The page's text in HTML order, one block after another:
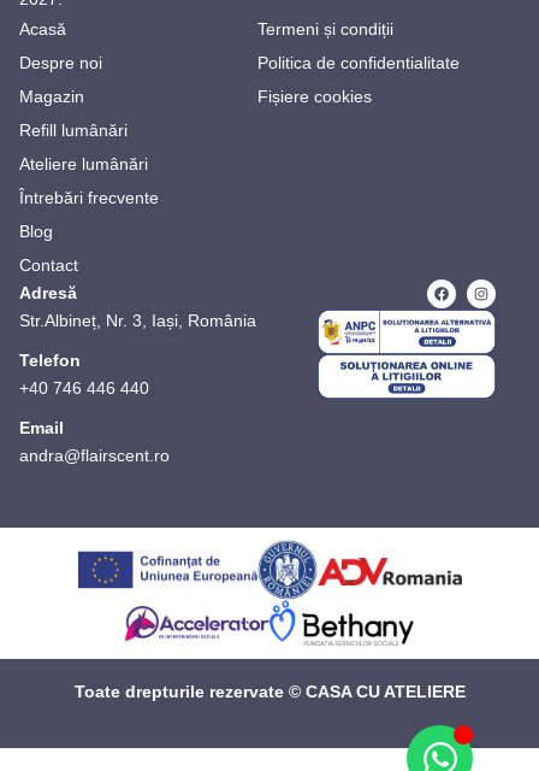
Acasă
Despre noi
Magazin
Refill lumânări
Ateliere lumânări
Întrebări frecvente
Blog
Contact
Termeni și condiții
Politica de confidentialitate
Fișiere cookies
Adresă
Str.Albineț, Nr. 3, Iași, România
Telefon
+40 746 446 440
Email
andra@flairscent.ro
Toate drepturile rezervate © CASA CU ATELIERE